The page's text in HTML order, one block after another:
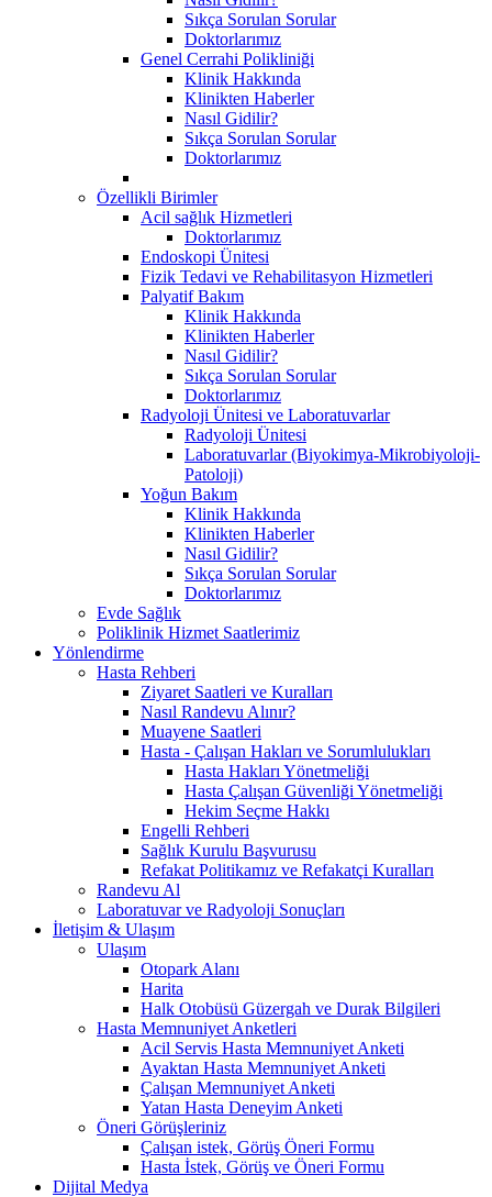
Sıkça Sorulan Sorular
Doktorlarımız
Genel Cerrahi Polikliniği
Klinik Hakkında
Klinikten Haberler
Nasıl Gidilir?
Sıkça Sorulan Sorular
Doktorlarımız
Özellikli Birimler
Acil sağlık Hizmetleri
Doktorlarımız
Endoskopi Ünitesi
Fizik Tedavi ve Rehabilitasyon Hizmetleri
Palyatif Bakım
Klinik Hakkında
Klinikten Haberler
Nasıl Gidilir?
Sıkça Sorulan Sorular
Doktorlarımız
Radyoloji Ünitesi ve Laboratuvarlar
Radyoloji Ünitesi
Laboratuvarlar (Biyokimya-Mikrobiyoloji-
Patoloji)
Yoğun Bakım
Klinik Hakkında
Klinikten Haberler
Nasıl Gidilir?
Sıkça Sorulan Sorular
Doktorlarımız
Evde Sağlık
Poliklinik Hizmet Saatlerimiz
Yönlendirme
Hasta Rehberi
Ziyaret Saatleri ve Kuralları
Nasıl Randevu Alınır?
Muayene Saatleri
Hasta - Çalışan Hakları ve Sorumlulukları
Hasta Hakları Yönetmeliği
Hasta Çalışan Güvenliği Yönetmeliği
Hekim Seçme Hakkı
Engelli Rehberi
Sağlık Kurulu Başvurusu
Refakat Politikamız ve Refakatçi Kuralları
Randevu Al
Laboratuvar ve Radyoloji Sonuçları
İletişim & Ulaşım
Ulaşım
Otopark Alanı
Harita
Halk Otobüsü Güzergah ve Durak Bilgileri
Hasta Memnuniyet Anketleri
Acil Servis Hasta Memnuniyet Anketi
Ayaktan Hasta Memnuniyet Anketi
Çalışan Memnuniyet Anketi
Yatan Hasta Deneyim Anketi
Öneri Görüşleriniz
Çalışan istek, Görüş Öneri Formu
Hasta İstek, Görüş ve Öneri Formu
Dijital Medya